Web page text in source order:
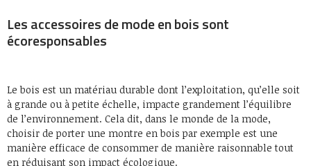
Les accessoires de mode en bois sont
écoresponsables
Le bois est un matériau durable dont l’exploitation, qu’elle soit
à grande ou à petite échelle, impacte grandement l’équilibre
de l’environnement. Cela dit, dans le monde de la mode,
choisir de porter une montre en bois par exemple est une
manière efficace de consommer de manière raisonnable tout
en réduisant son impact écologique.